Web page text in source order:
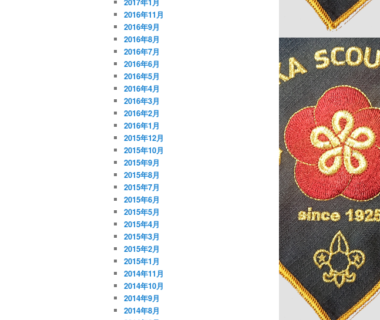
2017年1月
2016年11月
2016年9月
2016年8月
2016年7月
2016年6月
2016年5月
2016年4月
2016年3月
2016年2月
2016年1月
2015年12月
2015年10月
2015年9月
2015年8月
2015年7月
2015年6月
2015年5月
2015年4月
2015年3月
2015年2月
2015年1月
2014年11月
2014年10月
2014年9月
2014年8月